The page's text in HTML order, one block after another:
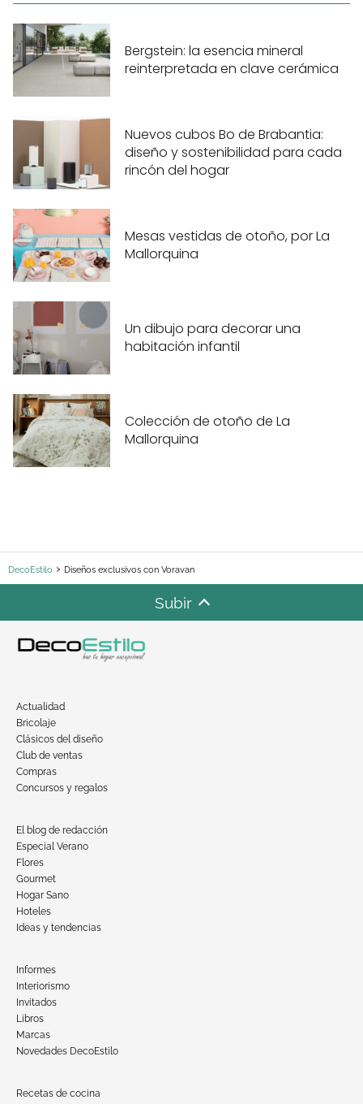
Bergstein: la esencia mineral
reinterpretada en clave cerámica
Nuevos cubos Bo de Brabantia:
diseño y sostenibilidad para cada
rincón del hogar
Mesas vestidas de otoño, por La
Mallorquina
Un dibujo para decorar una
habitación infantil
Colección de otoño de La
Mallorquina
DecoEstilo Diseños exclusivos con Voravan
Subir
Actualidad
Bricolaje
Clásicos del diseño
Club de ventas
Compras
Concursos y regalos
El blog de redacción
Especial Verano
Flores
Gourmet
Hogar Sano
Hoteles
Ideas y tendencias
Informes
Interiorismo
Invitados
Libros
Marcas
Novedades DecoEstilo
Recetas de cocina